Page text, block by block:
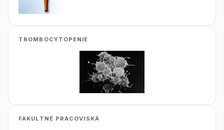
TROMBOCYTOPENIE
FAKULTNÉ PRACOVISKÁ